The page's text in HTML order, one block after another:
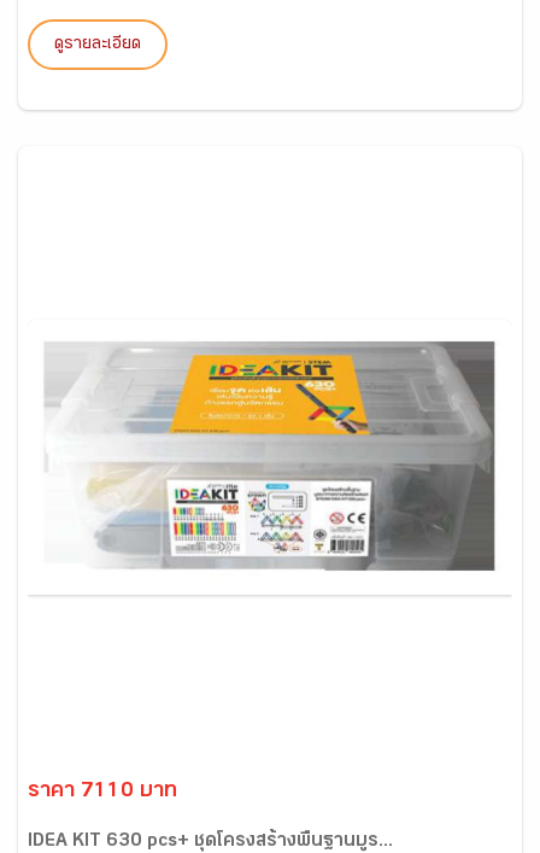
ดูรายละเอียด
ราคา 7110 บาท
IDEA KIT 630 pcs+ ชุดโครงสร้างพื้นฐานบูร...